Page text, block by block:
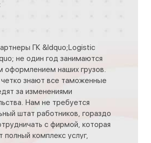
ГК &ldquo;Logistic
не один год занимаются
оформлением наших грузов.
знают все таможенные
за изменениями
Нам не требуется
штат работников, гораздо
с фирмой, которая
полный комплекс услуг,